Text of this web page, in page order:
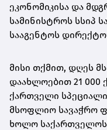
ეკონომიკისა და
სამინისტროს სსიპ
სააგენტოს
მისი თქმით, დღეს
დაახლოებით 21 000
ქართველი
მსოფლიო სავაჭრო
ხოლო საქართველოს